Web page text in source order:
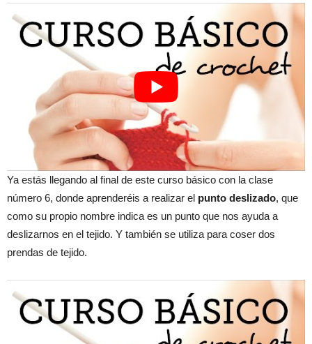
Ya estás llegando al final de este curso básico con la clase
número 6, donde aprenderéis a realizar el punto deslizado, que
como su propio nombre indica es un punto que nos ayuda a
deslizarnos en el tejido. Y también se utiliza para coser dos
prendas de tejido.